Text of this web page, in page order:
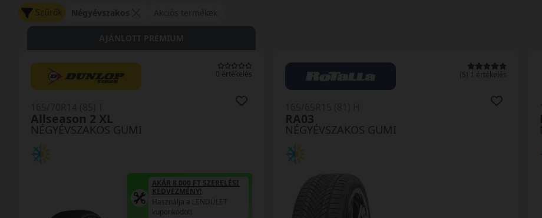
Szűrők
0 értékelés
NÉGYÉVSZAKOS GUMI
Allseason 2 XL
AKÁR 8.000 FT SZERELÉSI
KEDVEZMÉNY!
Használja a LENDÜLET
kuponkódot!
(5) 1 értékelés
NÉGYÉVSZAKOS GUMI
RA03